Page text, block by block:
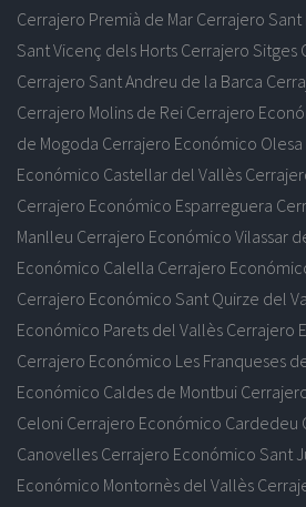
Cerrajero Premià de Mar Cerrajero
Sant Vicenç dels Horts Cerrajero Sitges
Cerrajero Sant Andreu de la Barca
Cerrajero Molins de Rei Cerrajero
de Mogoda Cerrajero Económico
Económico Castellar del Vallès
Cerrajero Económico Esparreguera
Manlleu Cerrajero Económico Vilassar
Económico Calella Cerrajero
Cerrajero Económico Sant Quirze del
Económico Parets del Vallès Cerrajero
Cerrajero Económico Les Franqueses
Económico Caldes de Montbui
Celoni Cerrajero Económico Cardedeu
Canovelles Cerrajero Económico Sant
Económico Montornès del Vallès